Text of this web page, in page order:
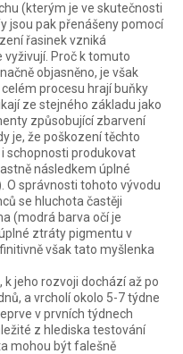
(kterým je ve skutečnosti
jsou pak přenášeny pomocí
řasinek vzniká
vyživují. Proč k tomuto
objasněno, je však
procesu hrají buňky
ze stejného základu jako
způsobující zbarvení
je, že poškození těchto
schopnosti produkovat
následkem úplné
O správnosti tohoto vývodu
se hluchota častěji
(modrá barva očí je
ztráty pigmentu v
však tato myšlenka
k jeho rozvoji dochází až po
a vrcholí okolo 5-7 týdne
v prvních týdnech
z hlediska testování
mohou být falešně